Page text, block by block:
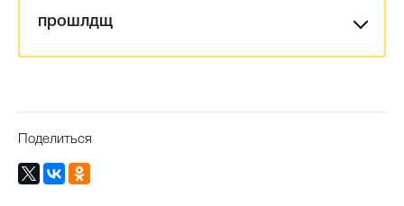
прошлдщ
Поделиться